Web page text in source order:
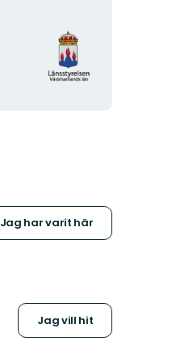
Organisationens
logotyp
Jag har varit här
Jag vill hit